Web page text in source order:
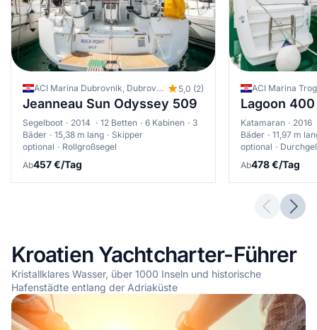
ACI Marina Dubrovnik, Dubrovnik, Kroatien 5,0 (2)
Jeanneau Sun Odyssey 509
Segelboot 2014 12 Betten 6 Kabinen
3
Bäder
15,38 m lang
Skipper
optional
Rollgroßsegel
Ab457 €/Tag
Lagoon 400
Katamaran
2016
Bäder
11,97 m
optional
Ab478 €/Tag
Kroatien Yachtcharter-Führer
Kristallklares Wasser, über 1000 Inseln und historische
Hafenstädte entlang der Adriaküste